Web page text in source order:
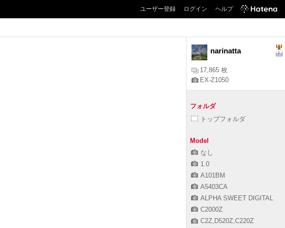
ユーザー登録 ログイン ヘルプ
narinatta
17,865 枚
EX-Z1050
フォルダ
トップフォルダ
Model
なし
1.0
A101BM
A5403CA
ALPHA SWEET DIGITAL
C2000Z
C2Z,D520Z,C220Z